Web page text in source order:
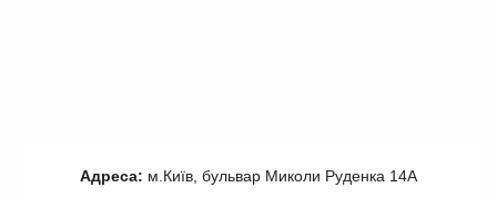
Адреса: м.Київ, бульвар Миколи Руденка 14А